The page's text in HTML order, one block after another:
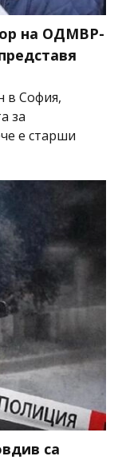
на ОДМВР-
в София,
за
е старши
са